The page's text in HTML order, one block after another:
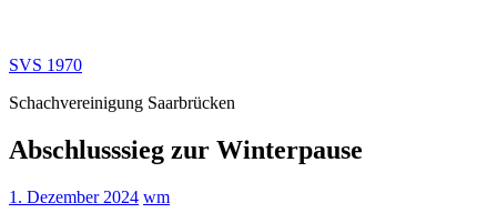
SVS 1970
Schachvereinigung Saarbrücken
Abschlusssieg zur Winterpause
1. Dezember 2024 wm